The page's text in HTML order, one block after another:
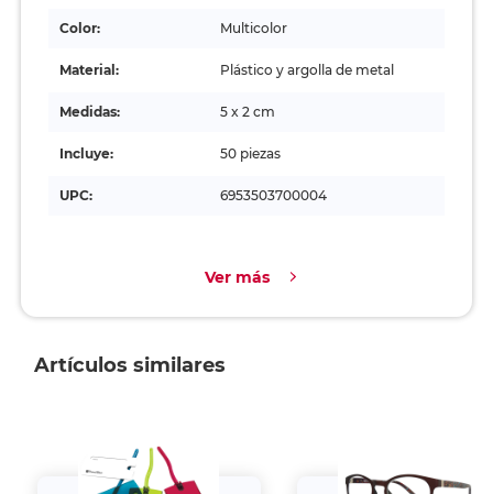
Color: Multicolor
Material: Plástico y argolla de metal
Medidas: 5 x 2 cm
Incluye: 50 piezas
UPC: 6953503700004
Ver más
Artículos similares